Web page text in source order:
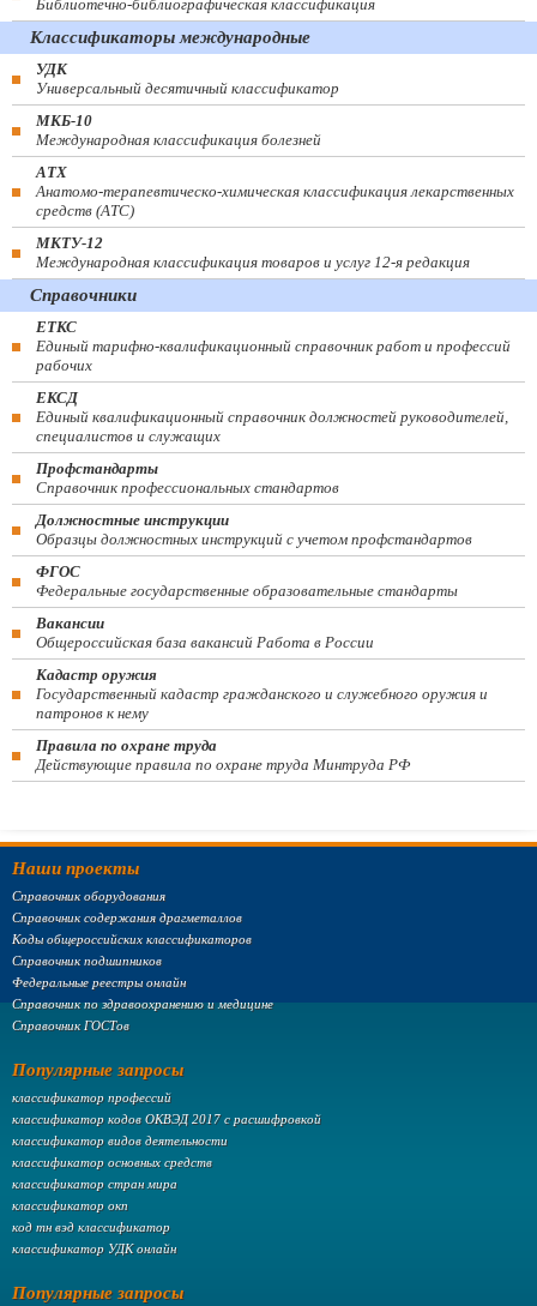
Библиотечно-библиографическая классификация
Классификаторы международные
УДК
Универсальный десятичный классификатор
МКБ-10
Международная классификация болезней
АТХ
Анатомо-терапевтическо-химическая классификация лекарственных
средств (ATC)
МКТУ-12
Международная классификация товаров и услуг 12-я редакция
Справочники
ЕТКС
Единый тарифно-квалификационный справочник работ и профессий
рабочих
ЕКСД
Единый квалификационный справочник должностей руководителей,
специалистов и служащих
Профстандарты
Справочник профессиональных стандартов
Должностные инструкции
Образцы должностных инструкций с учетом профстандартов
ФГОС
Федеральные государственные образовательные стандарты
Вакансии
Общероссийская база вакансий Работа в России
Кадастр оружия
Государственный кадастр гражданского и служебного оружия и
патронов к нему
Правила по охране труда
Действующие правила по охране труда Минтруда РФ
Наши проекты
Справочник оборудования
Справочник содержания драгметаллов
Коды общероссийских классификаторов
Справочник подшипников
Федеральные реестры онлайн
Справочник по здравоохранению и медицине
Справочник ГОСТов
Популярные запросы
классификатор профессий
классификатор кодов ОКВЭД 2017 с расшифровкой
классификатор видов деятельности
классификатор основных средств
классификатор стран мира
классификатор окп
код тн вэд классификатор
классификатор УДК онлайн
Популярные запросы